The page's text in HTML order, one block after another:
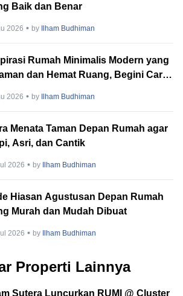
Baik dan Benar
2026 by Ilham Budhiman
Rumah Minimalis Modern yang
dan Hemat Ruang, Begini Cara
2026 by Ilham Budhiman
Menata Taman Depan Rumah agar
Asri, dan Cantik
2026 by Ilham Budhiman
Hiasan Agustusan Depan Rumah
Murah dan Mudah Dibuat
2026 by Ilham Budhiman
Properti Lainnya
Sutera Luncurkan RUMI @ Cluster